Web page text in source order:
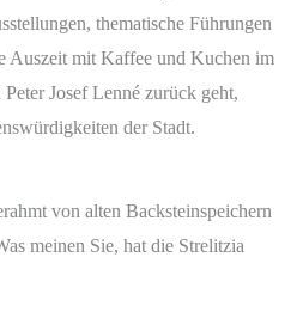
thematische Führungen
Auszeit mit Kaffee und Kuchen im
Josef Lenné zurück geht,
der Stadt.
von alten Backsteinspeichern
meinen Sie, hat die Strelitzia